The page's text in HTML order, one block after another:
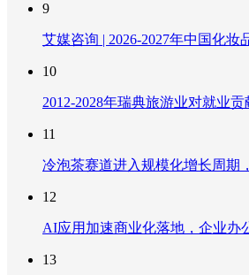
9
艾媒咨询 | 2026-2027年中国化
10
2012-2028年瑞典旅游业对就业
11
冷泡茶赛道进入规模化增长周期
12
AI应用加速商业化落地，企业办
13